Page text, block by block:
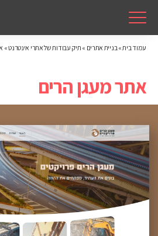
עמוד בית»בניית אתרים » תיק עבודות של אתרי אינטרנט»
אתר מעגן הרים